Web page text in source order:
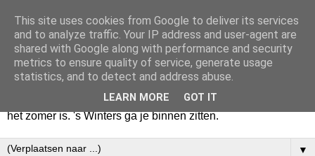
Huize Zeezicht
Als het lente is, lees ik een krant op een terras en drink een
latte uit een glas. Of om het even een boek met een
cappuccino of een dubbele espresso. Maar dat kan ook als
het zomer is. 's Winters ga je binnen zitten.
▼
This site uses cookies from Google to deliver its services
and to analyze traffic. Your IP address and user-agent are
shared with Google along with performance and security
metrics to ensure quality of service, generate usage
statistics, and to detect and address abuse.
LEARN MORE GOT IT